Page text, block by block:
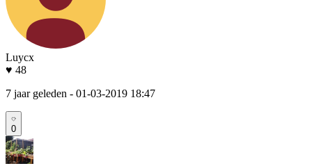
Luycx
♥ 48
7 jaar geleden - 01-03-2019 18:47
0